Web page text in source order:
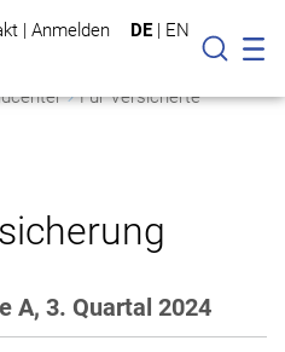
| Anmelden DE | EN
Suche
Für Versicherte
A, 3. Quartal 2024